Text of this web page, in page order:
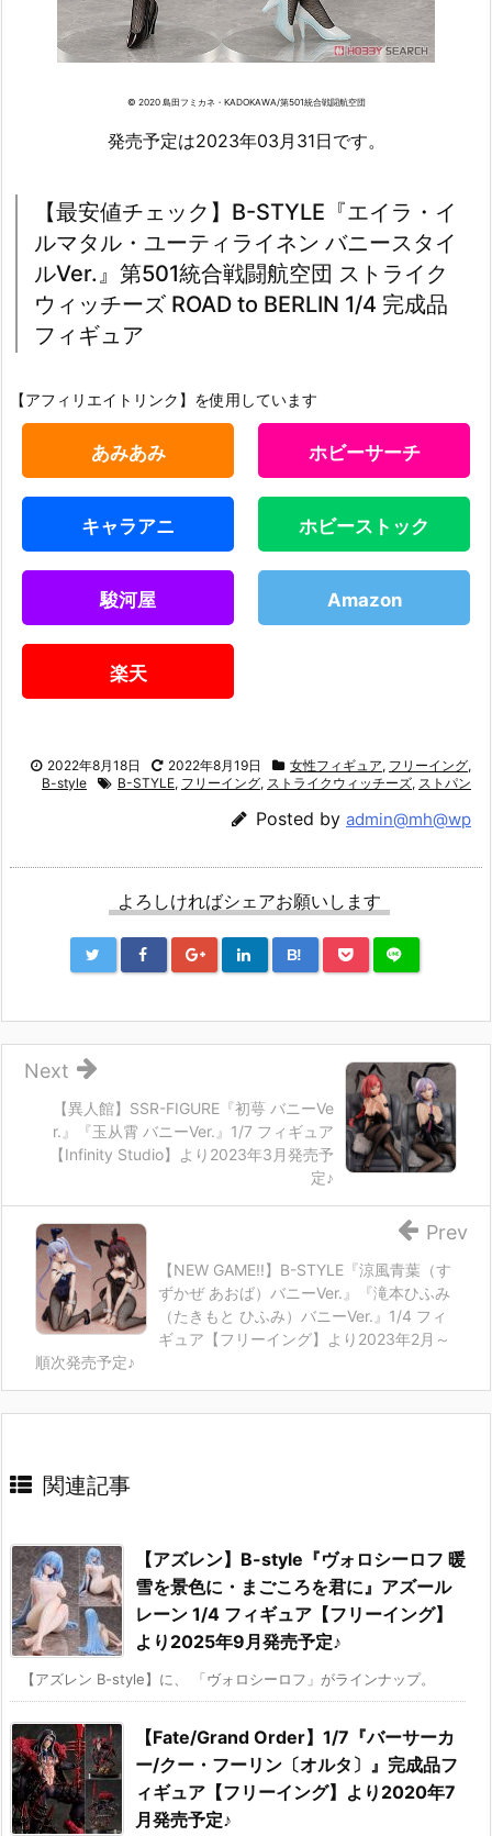
© 2020 島田フミカネ・KADOKAWA/第501統合戦闘航空団
発売予定は2023年03月31日です。
【最安値チェック】B-STYLE『エイラ・イ
ルマタル・ユーティライネン バニースタイ
ルVer.』第501統合戦闘航空団 ストライク
ウィッチーズ ROAD to BERLIN 1/4 完成品
フィギュア
【アフィリエイトリンク】を使用しています
あみあみ ホビーサーチ
キャラアニ ホビーストック
駿河屋 Amazon
楽天
2022年8月18日 2022年8月19日 女性フィギュア, フリーイング,
B-style
B-STYLE, フリーイング, ストライクウィッチーズ, ストパン
Posted by admin@mh@wp
よろしければシェアお願いします
B!
【異人館】SSR-FIGURE『初萼 バニーVe
r.』『玉从霄 バニーVer.』1/7 フィギュア
【Infinity Studio】より2023年3月発売予
定♪
Next
【NEW GAME!!】B-STYLE『涼風青葉（す
ずかぜ あおば）バニーVer.』『滝本ひふみ
（たきもと ひふみ）バニーVer.』1/4 フィ
ギュア【フリーイング】より2023年2月～
順次発売予定♪
Prev
関連記事
【アズレン】B-style『ヴォロシーロフ 暖
雪を景色に・まごころを君に』アズール
レーン 1/4 フィギュア【フリーイング】
より2025年9月発売予定♪
【アズレン B-style】に、 「ヴォロシーロフ」がラインナップ。
【Fate/Grand Order】1/7『バーサーカ
ー/クー・フーリン〔オルタ〕』完成品フ
ィギュア【フリーイング】より2020年7
月発売予定♪